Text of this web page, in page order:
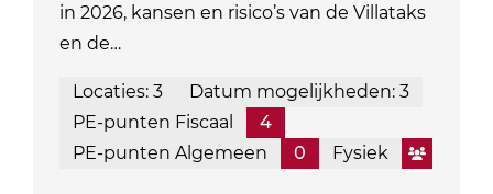
in 2026, kansen en risico’s van de Villataks
en de…
Locaties: 3
Datum mogelijkheden: 3
PE-punten Fiscaal
4
PE-punten Algemeen
0 Fysiek